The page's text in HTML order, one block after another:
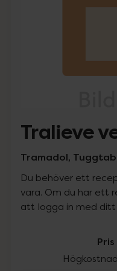
Tralieve
Tramadol,
Du behöver ett
vara. Om du har ett
att logga in med ditt